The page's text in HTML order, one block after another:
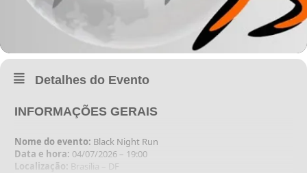
Detalhes do Evento
INFORMAÇÕES GERAIS
Nome do evento: Black Night Run
Data e hora: 04/07/2026 – 19:00
Localização: Brasília – DF